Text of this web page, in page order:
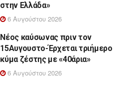
στην Ελλάδα»
6 Αυγούστου 2026
Νέος καύσωνας πριν τον
15Αυγουστο-Έρχεται τριήμερο
κύμα ζέστης με «40άρια»
6 Αυγούστου 2026